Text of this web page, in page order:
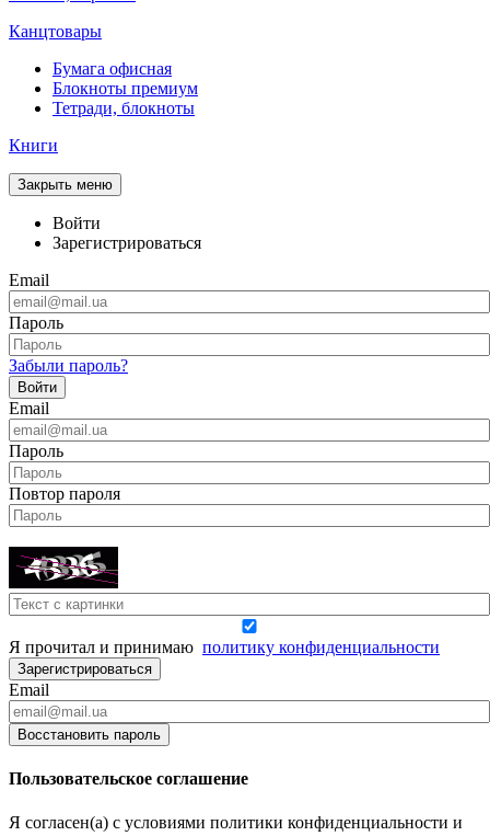
Канцтовары
Бумага офисная
Блокноты премиум
Тетради, блокноты
Книги
Закрыть меню
Войти
Зарегистрироваться
Email
Пароль
Забыли пароль?
Войти
Email
Пароль
Повтор пароля
Я прочитал и принимаю политику конфиденциальности
Зарегистрироваться
Email
Восстановить пароль
Пользовательское соглашение
Я согласен(а) с условиями политики конфиденциальности и